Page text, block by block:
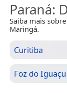
Paraná:
Saiba mais
Maringá.
Curitiba
Foz do Iguaçu